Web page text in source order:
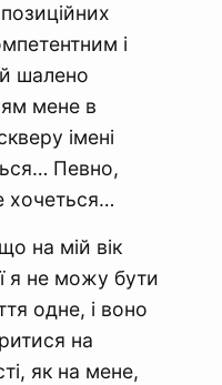
і
шалено
мене в
імені
Певно,
хочеться…
на мій вік
я не можу бути
одне, і воно
на
як на мене,